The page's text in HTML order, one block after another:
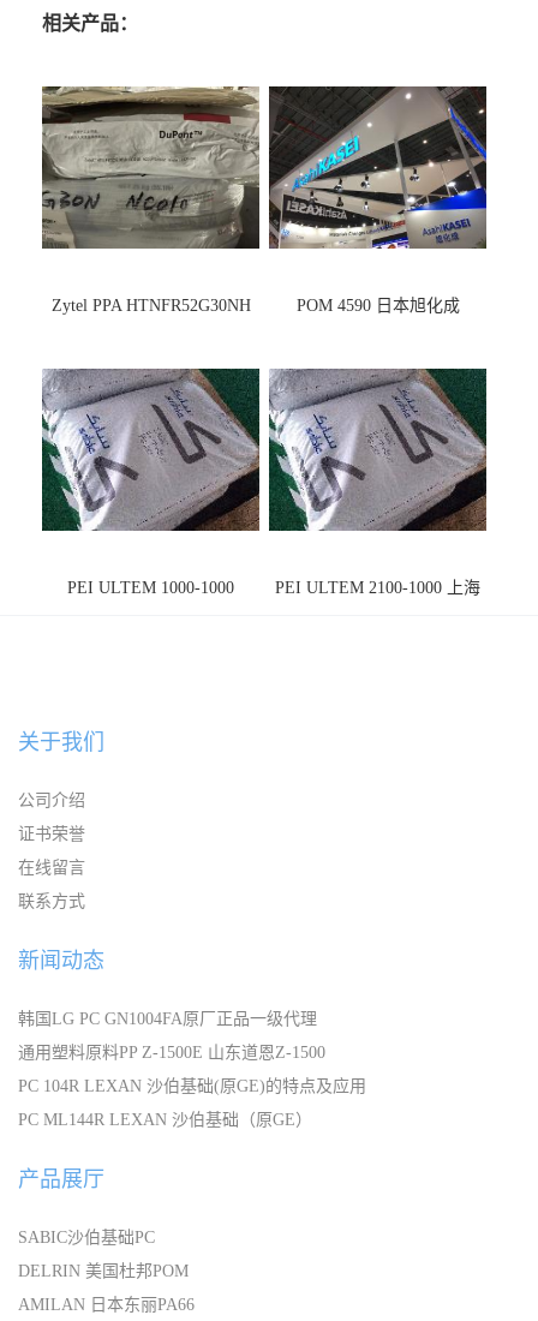
相关产品：
Zytel PPA HTNFR52G30NH POM 4590 日本旭化成
PEI ULTEM 1000-1000
PEI ULTEM 2100-1000 上海
关于我们
公司介绍
证书荣誉
在线留言
联系方式
新闻动态
韩国LG PC GN1004FA原厂正品一级代理
通用塑料原料PP Z-1500E 山东道恩Z-1500
PC 104R LEXAN 沙伯基础(原GE)的特点及应用
PC ML144R LEXAN 沙伯基础（原GE）
产品展厅
SABIC沙伯基础PC
DELRIN 美国杜邦POM
AMILAN 日本东丽PA66